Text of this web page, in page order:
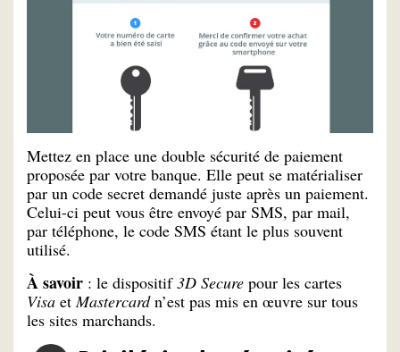
Mettez en place une double sécurité de paiement
proposée par votre banque. Elle peut se matérialiser
par un code secret demandé juste après un paiement.
Celui-ci peut vous être envoyé par SMS, par mail,
par téléphone, le code SMS étant le plus souvent
utilisé.
À savoir : le dispositif3D Secure pour les cartes
Visa etMastercardn’est pas mis en œuvre sur tous
les sites marchands.